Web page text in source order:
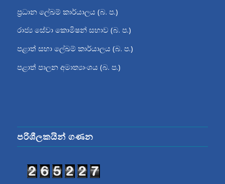
ප්‍රධාන ලේඛම් කාර්යාලය (බ. ප.)
රාජ්‍ය සේවා කොමිෂන් සභාව (බ. ප.)
පළාත් සභා ලේඛම් කාර්යාලය (බ. ප.)
පළාත් පාලන අමාත්‍යාංශය (බ. ප.)
පරිශීලකයින් ගණන